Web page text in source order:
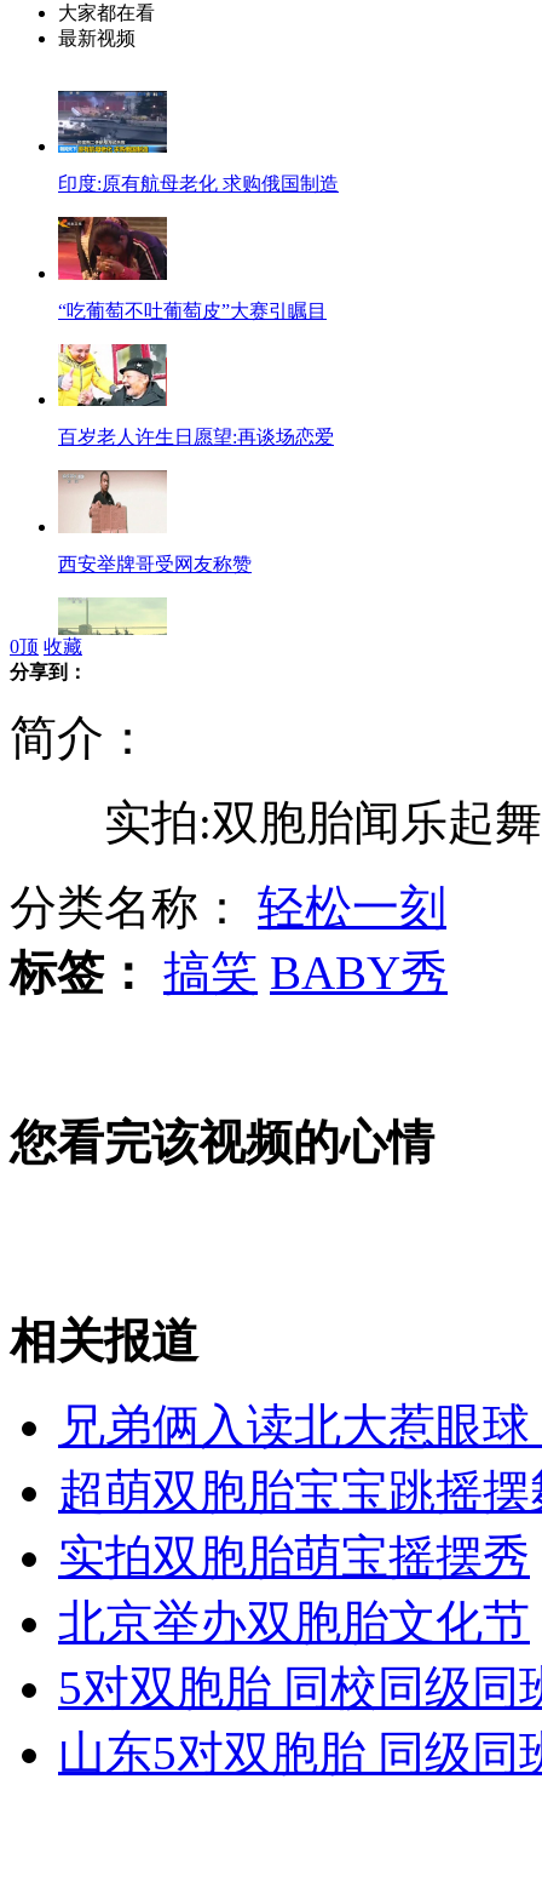
大家都在看
最新视频
印度:原有航母老化 求购俄国制造
“吃葡萄不吐葡萄皮”大赛引瞩目
百岁老人许生日愿望:再谈场恋爱
西安举牌哥受网友称赞
我国三维雷电探测网覆盖钓鱼岛
澳禁止丹尼斯执教中国 孙杨金牌"惹祸"
山西运城恶犬咬伤多人 警民合力深夜将其击毙
女孩北京地铁殴打老人 痛下狠手拳打脚踢
无痛分娩是否安全 医生回应
外交部：反对强权政治霸凌主义
外交部：有关国家言论片面不公正
0顶 收藏
分享到：
简介：
实拍:双胞胎闻乐起舞
分类名称： 轻松一刻
标签： 搞笑 BABY秀
您看完该视频的心情
相关报道
兄弟俩入读北大惹眼
超萌双胞胎宝宝跳摇
实拍双胞胎萌宝摇摆秀
北京举办双胞胎文化节
5对双胞胎 同校同级同
山东5对双胞胎 同级同